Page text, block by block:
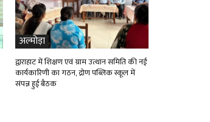
अल्मोड़ा
द्वाराहाट में शिक्षण एवं ग्राम उत्थान समिति की नई
कार्यकारिणी का गठन, द्रोण पब्लिक स्कूल में
संपन्न हुई बैठक